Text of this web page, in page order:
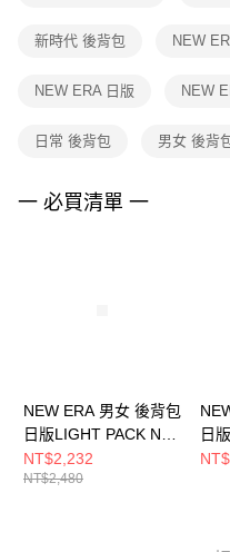
１．透過由恩沛科技股份有限公
權轉讓予恩沛科技股份有限公司。
３．未成年的使用者請事先徵得
４．使用「AFTEE先享後付」時
新時代 後背包 NEW
NEW ERA 日版 NEW
日常 後背包 男女 後背
一 必買清單 一
NEW ERA 男女 後背包
日版LIGHT PACK NE
NE14201358
NT$2,232
NT$2,480
日